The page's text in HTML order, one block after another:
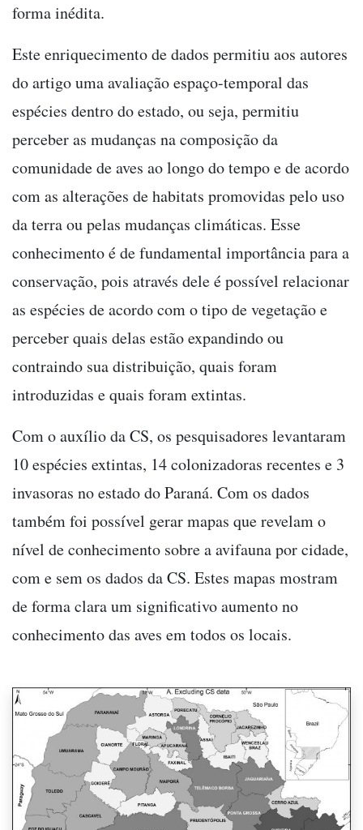
forma inédita.
Este enriquecimento de dados permitiu aos autores
do artigo uma avaliação espaço-temporal das
espécies dentro do estado, ou seja, permitiu
perceber as mudanças na composição da
comunidade de aves ao longo do tempo e de acordo
com as alterações de habitats promovidas pelo uso
da terra ou pelas mudanças climáticas. Esse
conhecimento é de fundamental importância para a
conservação, pois através dele é possível relacionar
as espécies de acordo com o tipo de vegetação e
perceber quais delas estão expandindo ou
contraindo sua distribuição, quais foram
introduzidas e quais foram extintas.
Com o auxílio da CS, os pesquisadores levantaram
10 espécies extintas, 14 colonizadoras recentes e 3
invasoras no estado do Paraná. Com os dados
também foi possível gerar mapas que revelam o
nível de conhecimento sobre a avifauna por cidade,
com e sem os dados da CS. Estes mapas mostram
de forma clara um significativo aumento no
conhecimento das aves em todos os locais.